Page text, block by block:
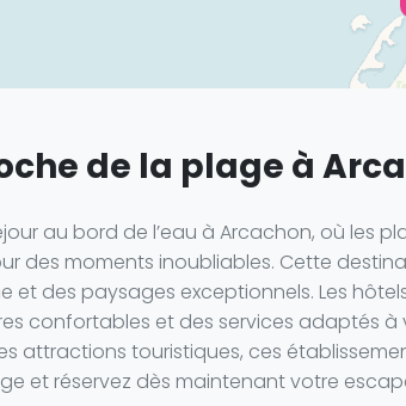
de la plage à
au bord de l’eau à Arcachon, où les
des moments inoubliables. Cette
et des paysages exceptionnels. Les
confortables et des services adaptés à
attractions touristiques, ces
et réservez dès maintenant votre